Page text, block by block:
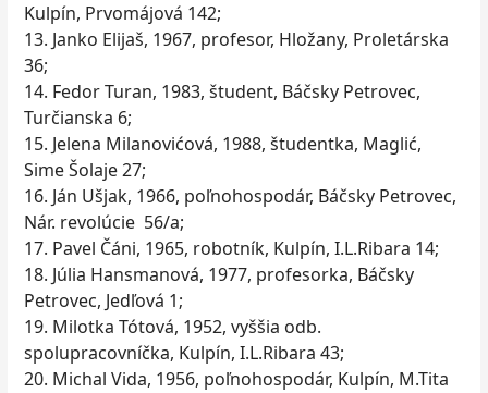
Kulpín, Prvomájová 142;
13. Janko Elijaš, 1967, profesor, Hložany, Proletárska
36;
14. Fedor Turan, 1983, študent, Báčsky Petrovec,
Turčianska 6;
15. Jelena Milanovićová, 1988, študentka, Maglić,
Sime Šolaje 27;
16. Ján Ušjak, 1966, poľnohospodár, Báčsky Petrovec,
Nár. revolúcie 56/a;
17. Pavel Čáni, 1965, robotník, Kulpín, I.L.Ribara 14;
18. Júlia Hansmanová, 1977, profesorka, Báčsky
Petrovec, Jedľová 1;
19. Milotka Tótová, 1952, vyššia odb.
spolupracovníčka, Kulpín, I.L.Ribara 43;
20. Michal Vida, 1956, poľnohospodár, Kulpín, M.Tita